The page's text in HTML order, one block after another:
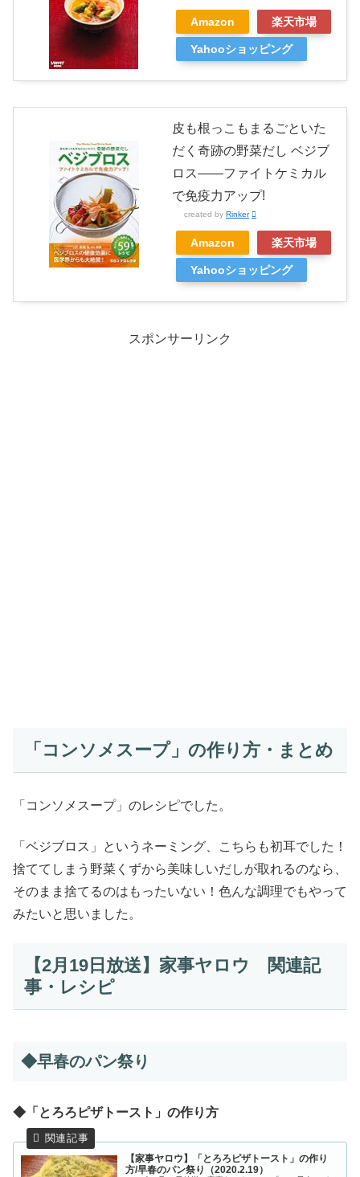
Amazon 楽天市場
Yahooショッピング
皮も根っこもまるごといた
だく奇跡の野菜だし ベジブ
ロス――ファイトケミカル
で免疫力アップ!
created by Rinker
Amazon 楽天市場
Yahooショッピング
スポンサーリンク
「コンソメスープ」の作り方・まとめ
「コンソメスープ」のレシピでした。
「ベジブロス」というネーミング、こちらも初耳でした！
捨ててしまう野菜くずから美味しいだしが取れるのなら、
そのまま捨てるのはもったいない！色んな調理でもやって
みたいと思いました。
【2月19日放送】家事ヤロウ 関連記
事・レシピ
◆早春のパン祭り
◆「とろろピザトースト」の作り方
【家事ヤロウ】「とろろピザトースト」の作り
方/早春のパン祭り（2020.2.19）